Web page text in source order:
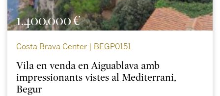
1.400.000 €
Costa Brava Center | BEGP0151
Vila en venda en Aiguablava amb
impressionants vistes al Mediterrani,
Begur